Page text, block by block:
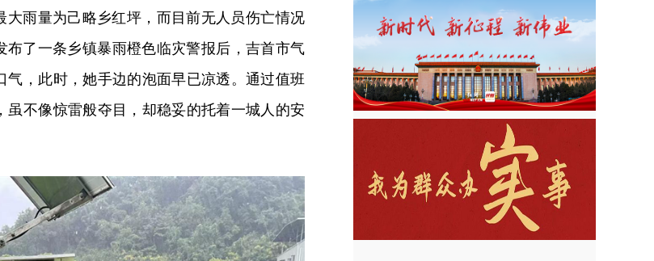
大雨量为己略乡红坪，而目前无人员伤亡情况
布了一条乡镇暴雨橙色临灾警报后，吉首市气
，此时，她手边的泡面早已凉透。通过值班
不像惊雷般夺目，却稳妥的托着一城人的安